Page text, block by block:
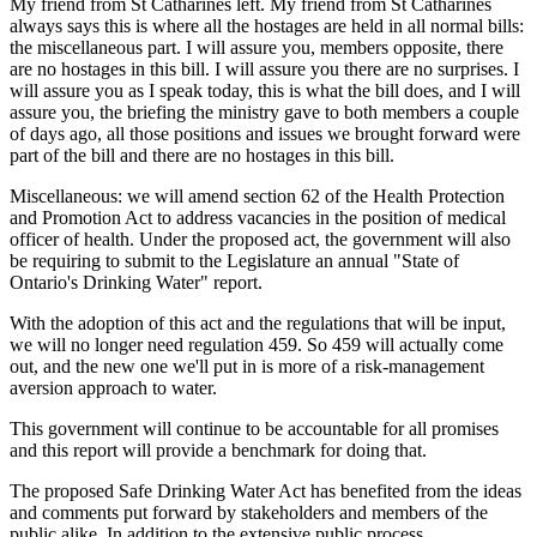
always says this is where all the hostages are held in all normal bills:
the miscellaneous part. I will assure you, members opposite, there
are no hostages in this bill. I will assure you there are no surprises. I
will assure you as I speak today, this is what the bill does, and I will
assure you, the briefing the ministry gave to both members a couple
of days ago, all those positions and issues we brought forward were
part of the bill and there are no hostages in this bill.
Miscellaneous: we will amend section 62 of the Health Protection
and Promotion Act to address vacancies in the position of medical
officer of health. Under the proposed act, the government will also
be requiring to submit to the Legislature an annual "State of
Ontario's Drinking Water" report.
With the adoption of this act and the regulations that will be input,
we will no longer need regulation 459. So 459 will actually come
out, and the new one we'll put in is more of a risk-management
aversion approach to water.
This government will continue to be accountable for all promises
and this report will provide a benchmark for doing that.
The proposed Safe Drinking Water Act has benefited from the ideas
and comments put forward by stakeholders and members of the